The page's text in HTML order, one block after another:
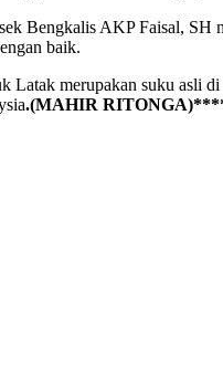
Bengkalis AKP Faisal,
baik.
Latak merupakan suku
.(MAHIR